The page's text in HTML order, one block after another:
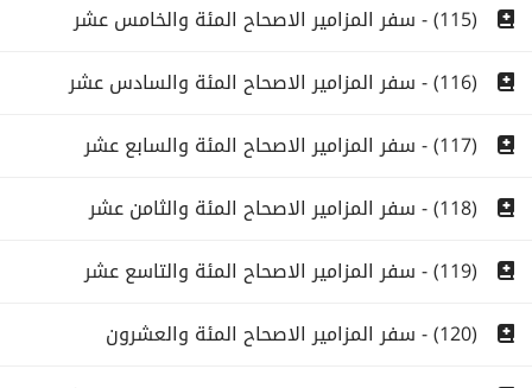
(115) - سفر المزامير الاصحاح المئة والخامس عشر
(116) - سفر المزامير الاصحاح المئة والسادس عشر
(117) - سفر المزامير الاصحاح المئة والسابع عشر
(118) - سفر المزامير الاصحاح المئة والثامن عشر
(119) - سفر المزامير الاصحاح المئة والتاسع عشر
(120) - سفر المزامير الاصحاح المئة والعشرون